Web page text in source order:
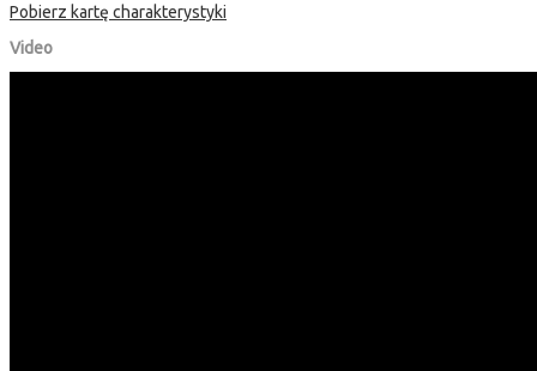
Pobierz kartę charakterystyki
Video